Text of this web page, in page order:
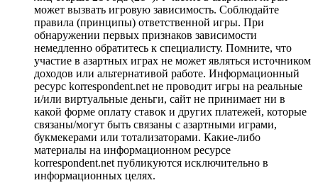
может вызвать игровую зависимость. Соблюдайте
правила (принципы) ответственной игры. При
обнаружении первых признаков зависимости
немедленно обратитесь к специалисту. Помните, что
участие в азартных играх не может являться источником
доходов или альтернативой работе. Информационный
ресурс korrespondent.net не проводит игры на реальные
и/или виртуальные деньги, сайт не принимает ни в
какой форме оплату ставок и других платежей, которые
связаны/могут быть связаны с азартными играми,
букмекерами или тотализаторами. Какие-либо
материалы на информационном ресурсе
korrespondent.net публикуются исключительно в
информационных целях.